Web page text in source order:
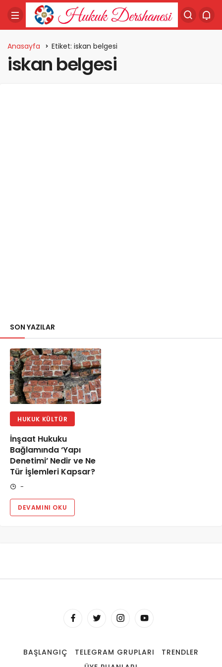
Anasayfa Etiket: iskan belgesi
iskan belgesi
SON YAZILAR
HUKUK KÜLTÜR
İnşaat Hukuku
Bağlamında ‘Yapı
Denetimi’ Nedir ve Ne
Tür İşlemleri Kapsar?
-
DEVAMINI OKU
BAŞLANGIÇ TELEGRAM GRUPLARI
TRENDLER